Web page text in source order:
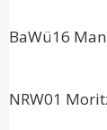
BaWü16
NRW01